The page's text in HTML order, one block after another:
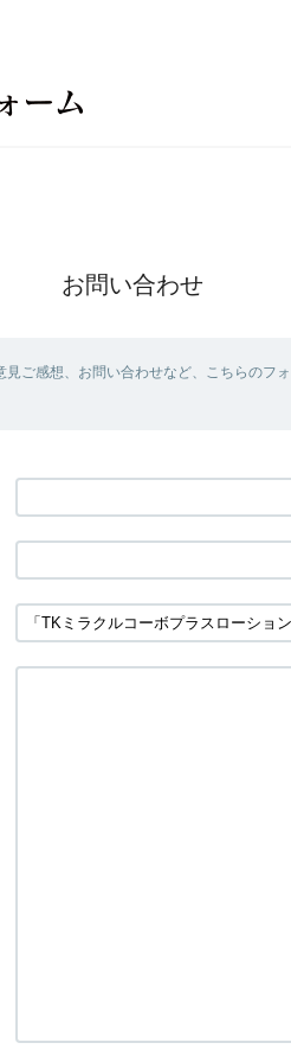
お問い合わせ
ご感想、お問い合わせなど、こちらのフ